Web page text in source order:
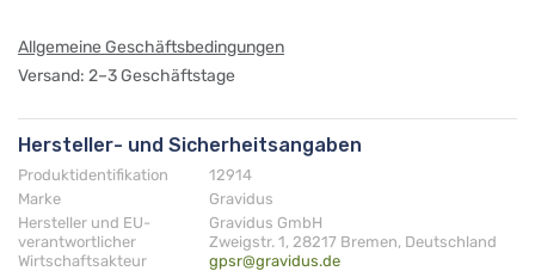
Allgemeine Geschäftsbedingungen
Versand: 2–3 Geschäftstage
Hersteller- und Sicherheitsangaben
Produktidentifikation
12914
Marke
Gravidus
Hersteller und EU-
verantwortlicher
Wirtschaftsakteur
Gravidus GmbH
Zweigstr. 1, 28217 Bremen, Deutschland
gpsr@gravidus.de